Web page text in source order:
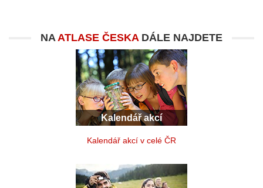
NAATLASE ČESKADÁLE NAJDETE
Kalendář akcí
Kalendář akcí v celé ČR